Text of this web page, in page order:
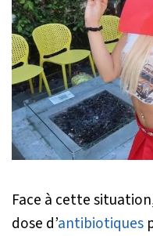
Face à cette
dose d’antibiotiques